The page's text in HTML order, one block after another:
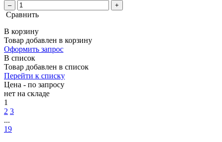
– +
Сравнить
В корзину
Товар добавлен в корзину
Оформить запрос
В список
Товар добавлен в список
Перейти к списку
Цена - по запросу
нет на складе
1
2 3
...
19